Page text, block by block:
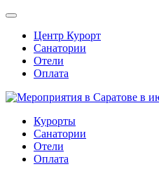
Центр Курорт
Санатории
Отели
Оплата
Курорты
Санатории
Отели
Оплата